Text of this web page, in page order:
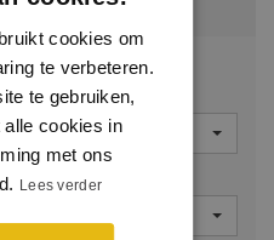
v313
cookies om
te verbeteren.
te gebruiken,
cookies in
met ons
Lees verder